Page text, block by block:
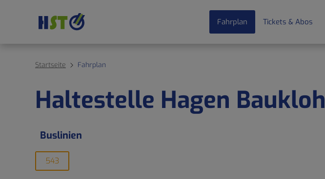
Fahrplan Tickets & Abos
Startseite Fahrplan
Haltestelle Hagen Baukloh
Buslinien
543